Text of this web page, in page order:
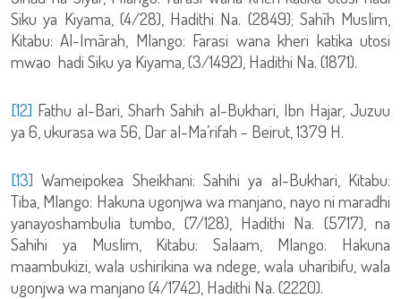
Siku ya Kiyama, (4/28), Hadithi Na. (2849); Sahīh Muslim,
Kitabu: Al-Imārah, Mlango: Farasi wana kheri katika utosi
mwao hadi Siku ya Kiyama, (3/1492), Hadithi Na. (1871).
[12] Fathu al-Bari, Sharh Sahih al-Bukhari, Ibn Hajar, Juzuu
ya 6, ukurasa wa 56, Dar al-Ma’rifah - Beirut, 1379 H.
[13] Wameipokea Sheikhani: Sahihi ya al-Bukhari, Kitabu:
Tiba, Mlango: Hakuna ugonjwa wa manjano, nayo ni maradhi
yanayoshambulia tumbo, (7/128), Hadithi Na. (5717), na
Sahihi ya Muslim, Kitabu: Salaam, Mlango: Hakuna
maambukizi, wala ushirikina wa ndege, wala uharibifu, wala
ugonjwa wa manjano (4/1742), Hadithi Na. (2220).